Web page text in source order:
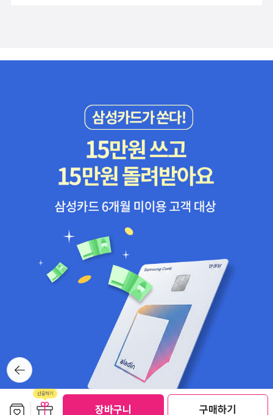
선물하기
장바구니 구매하기
뒤로가
기